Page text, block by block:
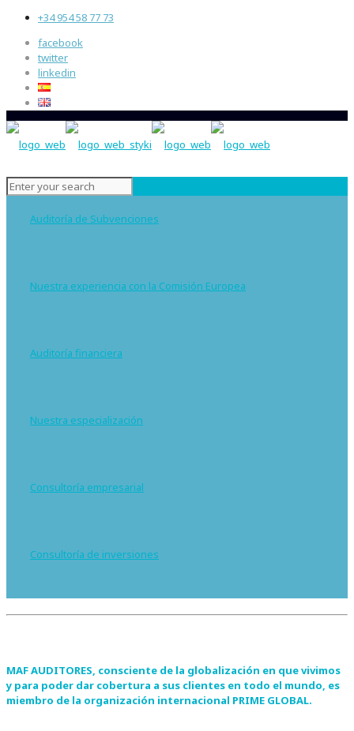
+34 954 58 77 73
facebook
twitter
linkedin
Auditoría de Subvenciones
Nuestra experiencia con la Comisión Europea
Auditoría financiera
Nuestra especialización
Consultoría empresarial
Consultoría de inversiones
MAF AUDITORES, consciente de la globalización en que vivimos
y para poder dar cobertura a sus clientes en todo el mundo, es
miembro de la organización internacional PRIME GLOBAL.